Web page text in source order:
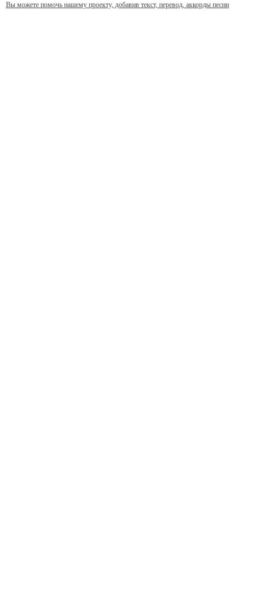
Вы можете помочь нашему проекту, добавив текст, перевод, аккорды песни